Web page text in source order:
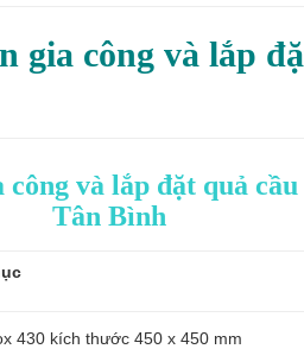
gia công và lắp
và lắp đặt quả
Tân Bình
430 kích thước 450 x 450 mm